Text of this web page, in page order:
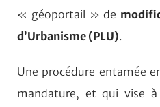
« géoportail » de
d’Urbanisme (PLU).
Une procédure entamée
mandature, et qui vise